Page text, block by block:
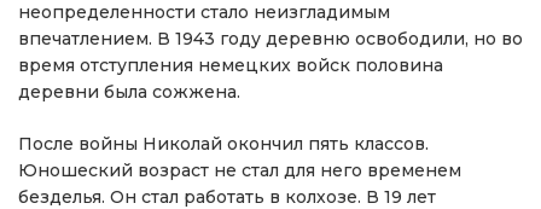
неопределенности стало неизгладимым
впечатлением. В 1943 году деревню освободили, но во
время отступления немецких войск половина
деревни была сожжена.
После войны Николай окончил пять классов.
Юношеский возраст не стал для него временем
безделья. Он стал работать в колхозе. В 19 лет